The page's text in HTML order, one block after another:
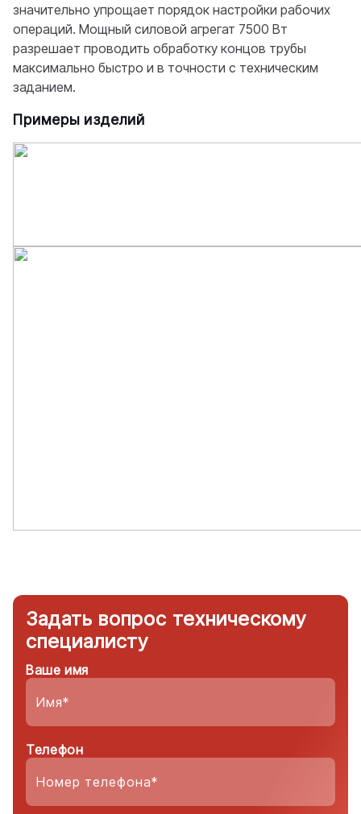
значительно упрощает порядок настройки рабочих
операций. Мощный силовой агрегат 7500 Вт
разрешает проводить обработку концов трубы
максимально быстро и в точности с техническим
заданием.
Примеры изделий
Задать вопрос техническому
специалисту
Ваше имя
Телефон